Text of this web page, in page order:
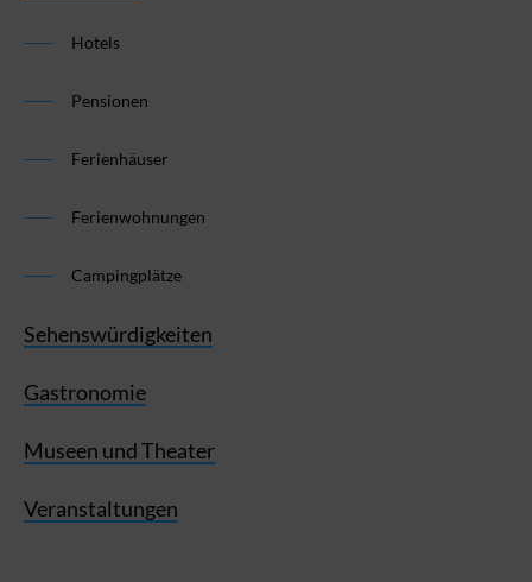
Hotels
Pensionen
Ferienhäuser
Ferienwohnungen
Campingplätze
Sehenswürdigkeiten
Gastronomie
Museen und Theater
Veranstaltungen